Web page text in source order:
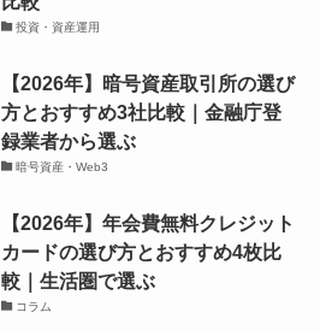
投資・資産運用
【2026年】暗号資産取引所の選び
方とおすすめ3社比較｜金融庁登
録業者から選ぶ
暗号資産・Web3
【2026年】年会費無料クレジット
カードの選び方とおすすめ4枚比
較｜生活圏で選ぶ
コラム